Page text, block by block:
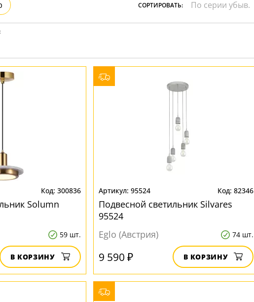
Хром
СОРТИРОВАТЬ:
300836
Solumn
59 шт.
В КОРЗИНУ
95524 82346
Подвесной светильник Silvares
95524
Eglo (Австрия)
74 шт.
9 590 ₽ В КОРЗИНУ